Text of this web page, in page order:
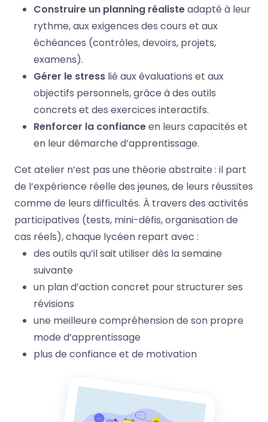
Construire un planning réalisteadapté à leur
rythme, aux exigences des cours et aux
échéances (contrôles, devoirs, projets,
examens).
Gérer le stress lié aux évaluations et aux
objectifs personnels, grâce à des outils
concrets et des exercices interactifs.
Renforcer la confianceen leurs capacités et
en leur démarche d’apprentissage.
Cet atelier n’est pas une théorie abstraite : il part
de l’expérience réelle des jeunes, de leurs réussites
comme de leurs difficultés. À travers des activités
participatives (tests, mini-défis, organisation de
cas réels), chaque lycéen repart avec :
des outils qu’il sait utiliser dès la semaine
suivante
un plan d’action concret pour structurer ses
révisions
une meilleure compréhension de son propre
mode d’apprentissage
plus de confiance et de motivation